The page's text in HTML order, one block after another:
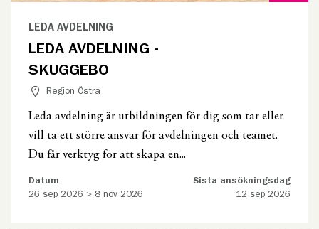
LEDA AVDELNING
LEDA AVDELNING -
SKUGGEBO
Region Östra
Leda avdelning är utbildningen för dig som tar eller
vill ta ett större ansvar för avdelningen och teamet.
Du får verktyg för att skapa en...
Datum
26 sep 2026 > 8 nov 2026
Sista ansökningsdag
12 sep 2026